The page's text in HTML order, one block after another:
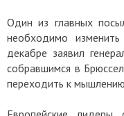
Один из главных
необходимо
декабре заявил
собравшимся в
переходить к